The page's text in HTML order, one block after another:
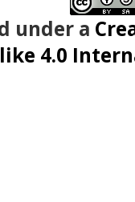
under a
4.0